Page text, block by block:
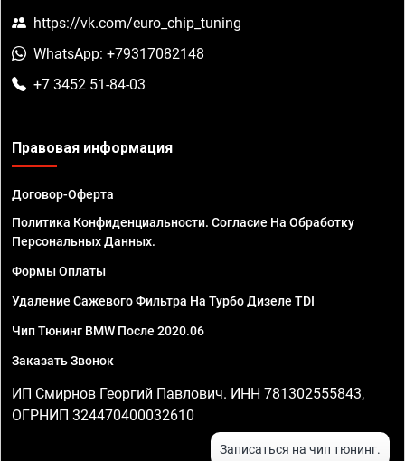
https://vk.com/euro_chip_tuning
WhatsApp: +79317082148
+7 3452 51-84-03
Правовая информация
Договор-Оферта
Политика Конфиденциальности. Согласие На Обработку
Персональных Данных.
Формы Оплаты
Удаление Сажевого Фильтра На Турбо Дизеле TDI
Чип Тюнинг BMW После 2020.06
Заказать Звонок
ИП Смирнов Георгий Павлович. ИНН 781302555843,
ОГРНИП 324470400032610